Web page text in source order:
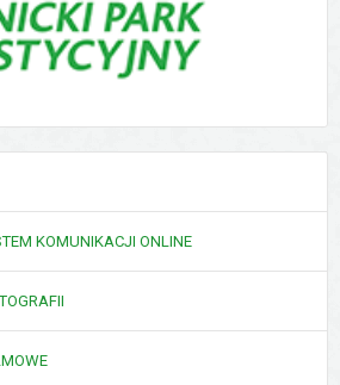
KOMUNIKACJI ONLINE